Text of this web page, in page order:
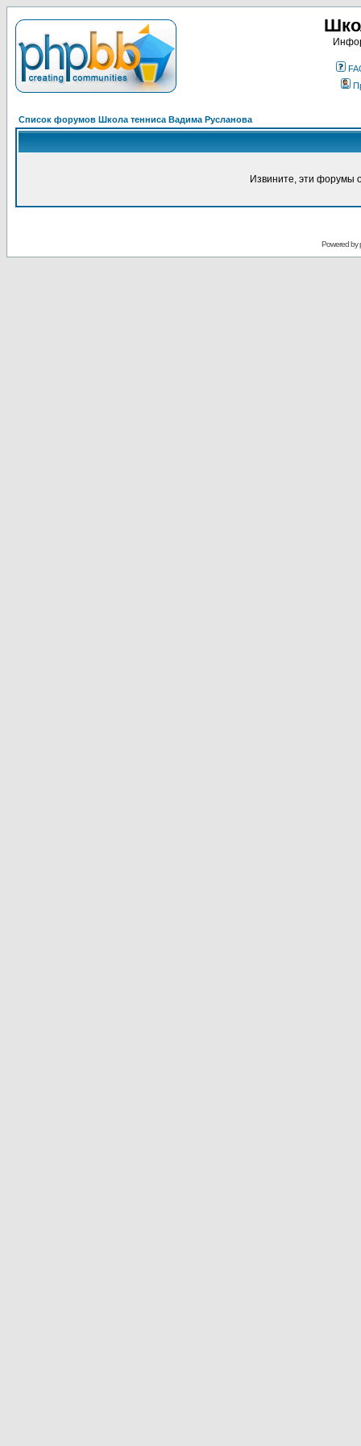
Список форумов Школа тенниса Вадима Русланова
Извините, эти форумы
Powered by